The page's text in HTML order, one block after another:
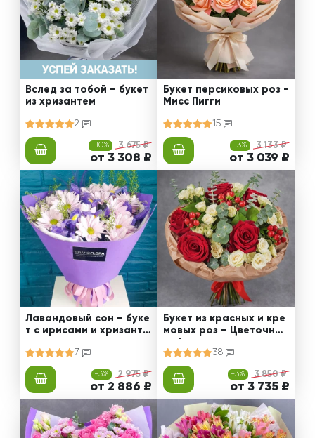
Вслед за тобой – букет
из хризантем
2
-10% 3 675 ₽
от 3 308 ₽
Букет персиковых роз -
Мисс Пигги
15
-3% 3 133 ₽
от 3 039 ₽
Лавандовый сон – буке
т с ирисами и хризанте
7
-3% 2 975 ₽
от 2 886 ₽
Букет из красных и кре
мовых роз – Цветочный
38
-3% 3 850 ₽
от 3 735 ₽